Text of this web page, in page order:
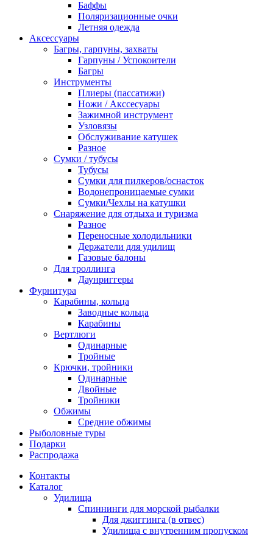
Баффы
Поляризационные очки
Летняя одежда
Аксессуары
Багры, гарпуны, захваты
Гарпуны / Успокоители
Багры
Инструменты
Плиеры (пассатижи)
Ножи / Акссесуары
Зажимной инструмент
Узловязы
Обслуживание катушек
Разное
Сумки / тубусы
Тубусы
Сумки для пилкеров/оснасток
Водонепроницаемые сумки
Сумки/Чехлы на катушки
Снаряжение для отдыха и туризма
Разное
Переносные холодильники
Держатели для удилищ
Газовые балоны
Для троллинга
Даунриггеры
Фурнитура
Карабины, кольца
Заводные кольца
Карабины
Вертлюги
Одинарные
Тройные
Крючки, тройники
Одинарные
Двойные
Тройники
Обжимы
Средние обжимы
Рыболовные туры
Подарки
Распродажа
Контакты
Каталог
Удилища
Спиннинги для морской рыбалки
Для джиггинга (в отвес)
Удилища с внутренним пропуском